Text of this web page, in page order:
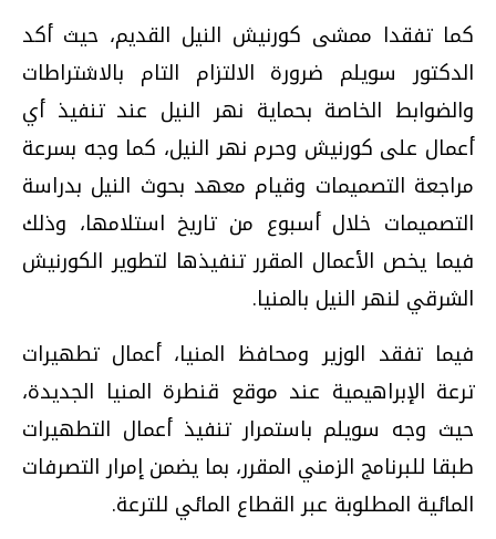
كما تفقدا ممشى كورنيش النيل القديم، حيث أكد
الدكتور سويلم ضرورة الالتزام التام بالاشتراطات
والضوابط الخاصة بحماية نهر النيل عند تنفيذ أي
أعمال على كورنيش وحرم نهر النيل، كما وجه بسرعة
مراجعة التصميمات وقيام معهد بحوث النيل بدراسة
التصميمات خلال أسبوع من تاريخ استلامها، وذلك
فيما يخص الأعمال المقرر تنفيذها لتطوير الكورنيش
الشرقي لنهر النيل بالمنيا.
فيما تفقد الوزير ومحافظ المنيا، أعمال تطهيرات
ترعة الإبراهيمية عند موقع قنطرة المنيا الجديدة،
حيث وجه سويلم باستمرار تنفيذ أعمال التطهيرات
طبقا للبرنامج الزمني المقرر، بما يضمن إمرار التصرفات
المائية المطلوبة عبر القطاع المائي للترعة.